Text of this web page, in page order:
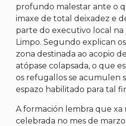
profundo malestar ante o
imaxe de total deixadez e
parte do executivo local
Limpo. Segundo explican
zona destinada ao acopio
atópase colapsada, o que
os refugallos se acumulen
espazo habilitado para tal
A formación lembra que xa
celebrada no mes de